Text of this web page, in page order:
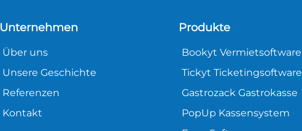
Unternehmen
Über uns
Unsere Geschichte
Referenzen
Kontakt
Produkte
Bookyt Vermietsoftware
Tickyt Ticketingsoftware
Gastrozack Gastrokasse
PopUp Kassensystem